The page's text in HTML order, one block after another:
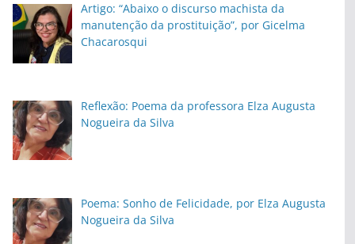
Artigo: “Abaixo o discurso machista da
manutenção da prostituição”, por Gicelma
Chacarosqui
Reflexão: Poema da professora Elza Augusta
Nogueira da Silva
Poema: Sonho de Felicidade, por Elza Augusta
Nogueira da Silva